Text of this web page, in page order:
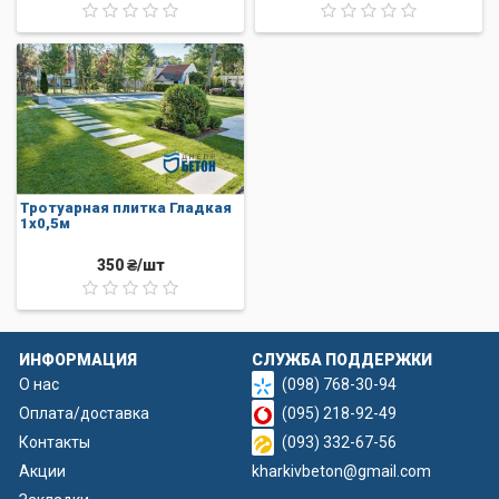
образный
ОЦ+ПП (зеленый)
Универсальный
Натяжитель
проволоки оц.
0,09 м оц. т/н
Фиксатор
проволоки под
саморез
Тротуарная плитка Гладкая
1х0,5м
350 ₴/шт
ИНФОРМАЦИЯ
О нас
Оплата/доставка
Контакты
Акции
СЛУЖБА ПОДДЕРЖКИ
(098) 768-30-94
(095) 218-92-49
(093) 332-67-56
kharkivbeton@gmail.com